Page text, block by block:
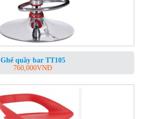
Ghế quầy bar TT105
760,000VNĐ